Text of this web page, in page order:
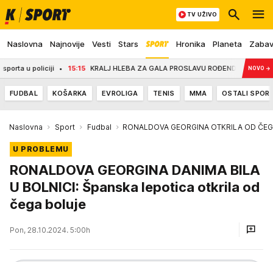
Naslovna Najnovije Vesti Stars Hronika Planeta
TV UŽIVO
policiji 15:15 KRALJ HLEBA ZA GALA PROSLAVU ROĐENDANA NOVO →
FUDBAL KOŠARKA EVROLIGA TENIS MMA OSTALI
Naslovna Sport Fudbal RONALDOVA GEORGINA OTKRILA OD
U PROBLEMU
RONALDOVA GEORGINA DANIMA BILA
U BOLNICI: Španska lepotica otkrila od
čega boluje
Pon, 28.10.2024. 5:00h